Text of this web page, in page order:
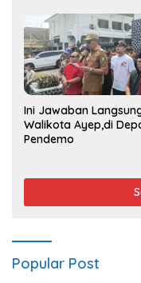
Ini Jawaban
Walikota Ayep,di
Pendemo
Popular Post